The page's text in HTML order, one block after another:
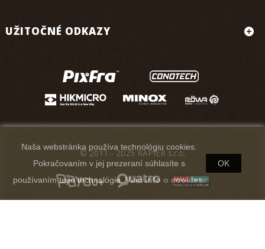
UŽITOČNÉ ODKAZY
Naša webstránka používa technológiu cookies.
Pokračovaním v jej prezeraní súhlasíte s
používaním tejto technológie.Viac info o cookies.
OK
© 2011 - 2025 RAPIER s.r.o.